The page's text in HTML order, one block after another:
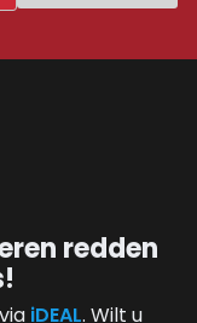
redden
iDEAL. Wilt u